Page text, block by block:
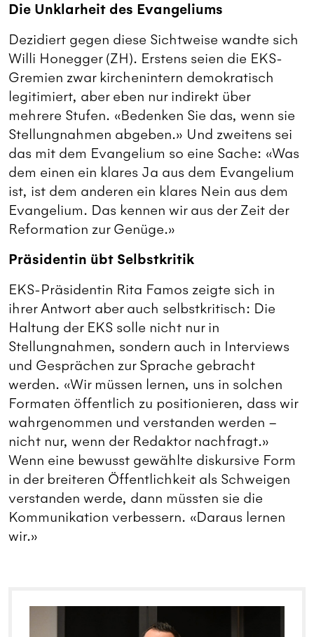
Die Unklarheit des Evangeliums
Dezidiert gegen diese Sichtweise wandte sich
Willi Honegger (ZH). Erstens seien die EKS-
Gremien zwar kirchenintern demokratisch
legitimiert, aber eben nur indirekt über
mehrere Stufen. «Bedenken Sie das, wenn sie
Stellungnahmen abgeben.» Und zweitens sei
das mit dem Evangelium so eine Sache: «Was
dem einen ein klares Ja aus dem Evangelium
ist, ist dem anderen ein klares Nein aus dem
Evangelium. Das kennen wir aus der Zeit der
Reformation zur Genüge.»
Präsidentin übt Selbstkritik
EKS-Präsidentin Rita Famos zeigte sich in
ihrer Antwort aber auch selbstkritisch: Die
Haltung der EKS solle nicht nur in
Stellungnahmen, sondern auch in Interviews
und Gesprächen zur Sprache gebracht
werden. «Wir müssen lernen, uns in solchen
Formaten öffentlich zu positionieren, dass wir
wahrgenommen und verstanden werden –
nicht nur, wenn der Redaktor nachfragt.»
Wenn eine bewusst gewählte diskursive Form
in der breiteren Öffentlichkeit als Schweigen
verstanden werde, dann müssten sie die
Kommunikation verbessern. «Daraus lernen
wir.»